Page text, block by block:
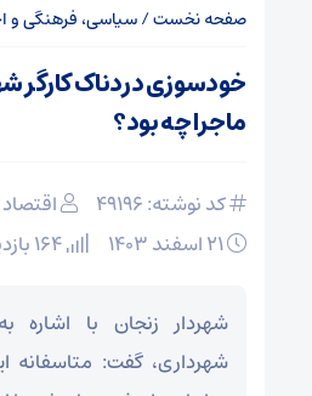
صفحه نخست/سیاسی، فرهنگی و
خودسوزی دردناک کارگر
ماجرا چه بود؟
کد نوشته: 49196
اقتصاد
شهردار زنجان با اشاره
شهرداری، گفت: متاسفانه